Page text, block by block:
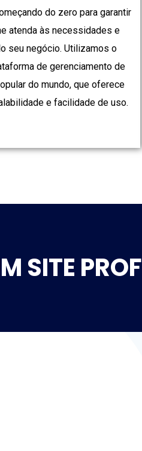
do zero para garantir
atenda às necessidades e
seu negócio. Utilizamos o
de gerenciamento de
do mundo, que oferece
e facilidade de uso.
SITE